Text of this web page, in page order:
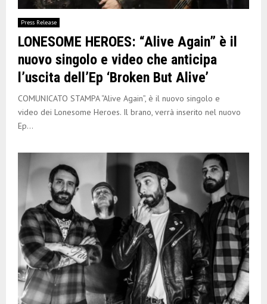
Press Release
LONESOME HEROES: “Alive Again” è il
nuovo singolo e video che anticipa
l’uscita dell’Ep ‘Broken But Alive’
COMUNICATO STAMPA “Alive Again”, è il nuovo singolo e
video dei Lonesome Heroes. Il brano, verrà inserito nel nuovo
Ep...